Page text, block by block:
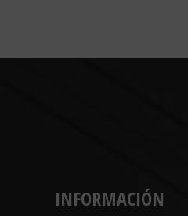
INFORMACIÓN